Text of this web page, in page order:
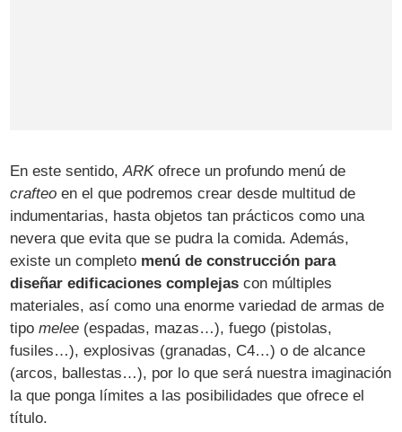
En este sentido,ARKofrece un profundo menú de
crafteo en el que podremos crear desde multitud de
indumentarias, hasta objetos tan prácticos como una
nevera que evita que se pudra la comida. Además,
existe un completo menú de construcción para
diseñar edificaciones complejas con múltiples
materiales, así como una enorme variedad de armas de
tipomelee (espadas, mazas…), fuego (pistolas,
fusiles…), explosivas (granadas, C4…) o de alcance
(arcos, ballestas…), por lo que será nuestra imaginación
la que ponga límites a las posibilidades que ofrece el
título.